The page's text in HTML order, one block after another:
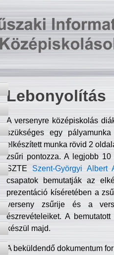
Lebonyolítás
A versenyre középiskolás
szükséges egy
elkészített munka rövid 2
zsűri pontozza. A legjobb
SZTE Szent-Györgyi Albert
csapatok bemutatják az
prezentáció kíséretében a
verseny zsűrije és a
észrevételeiket. A
készül majd.
A beküldendő dokumentum